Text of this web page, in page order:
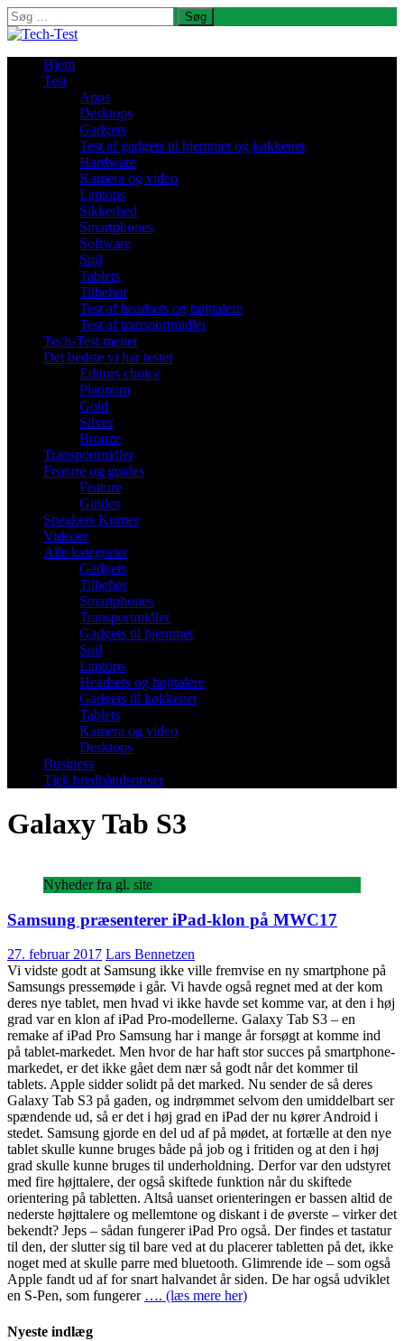
Søg
efter:
Hjem
Test
Apps
Desktops
Gadgets
Test af gadgets til hjemmet og køkkenet
Hardware
Kamera og video
Laptops
Sikkerhed
Smartphones
Software
Spil
Tablets
Tilbehør
Test af headsets og højttalere
Test af transportmidler
Tech-Test mener
Det bedste vi har testet
Editors choice
Platinum
Gold
Silver
Bronze
Transportmidler
Feature og guides
Feature
Guides
Speakers Korner
Videoer
Alle kategorier
Gadgets
Tilbehør
Smartphones
Transportmidler
Gadgets til hjemmet
Spil
Laptops
Headsets og højttalere
Gadgets til køkkenet
Tablets
Kamera og video
Desktops
Business
Tjek bredbåndspriser
Galaxy Tab S3
Nyheder fra gl. site
Samsung præsenterer iPad-klon på MWC17
27. februar 2017 Lars Bennetzen
Vi vidste godt at Samsung ikke ville fremvise en ny smartphone på
Samsungs pressemøde i går. Vi havde også regnet med at der kom
deres nye tablet, men hvad vi ikke havde set komme var, at den i høj
grad var en klon af iPad Pro-modellerne. Galaxy Tab S3 – en
remake af iPad Pro Samsung har i mange år forsøgt at komme ind
på tablet-markedet. Men hvor de har haft stor succes på smartphone-
markedet, er det ikke gået dem nær så godt når det kommer til
tablets. Apple sidder solidt på det marked. Nu sender de så deres
Galaxy Tab S3 på gaden, og indrømmet selvom den umiddelbart ser
spændende ud, så er det i høj grad en iPad der nu kører Android i
stedet. Samsung gjorde en del ud af på mødet, at fortælle at den nye
tablet skulle kunne bruges både på job og i fritiden og at den i høj
grad skulle kunne bruges til underholdning. Derfor var den udstyret
med fire højttalere, der også skiftede funktion når du skiftede
orientering på tabletten. Altså uanset orienteringen er bassen altid de
nederste højttalere og mellemtone og diskant i de øverste – virker det
bekendt? Jeps – sådan fungerer iPad Pro også. Der findes et tastatur
til den, der slutter sig til bare ved at du placerer tabletten på det, ikke
noget med at skulle parre med bluetooth. Glimrende ide – som også
Apple fandt ud af for snart halvandet år siden. De har også udviklet
en S-Pen, som fungerer …. (læs mere her)
Nyeste indlæg